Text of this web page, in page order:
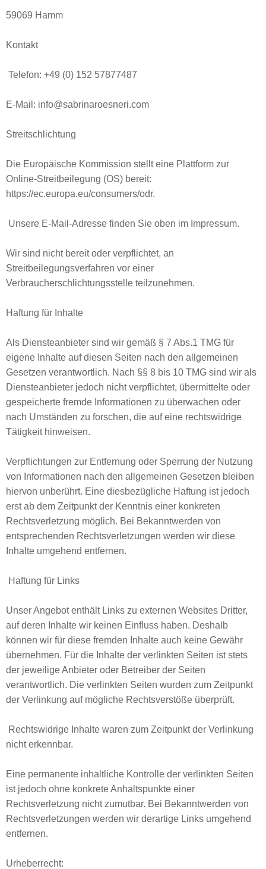
59069 Hamm
Kontakt
Telefon: +49 (0) 152 57877487
E-Mail: info@sabrinaroesneri.com
Streitschlichtung
Die Europäische Kommission stellt eine Plattform zur
Online-Streitbeilegung (OS) bereit:
https://ec.europa.eu/consumers/odr.
Unsere E-Mail-Adresse finden Sie oben im Impressum.
Wir sind nicht bereit oder verpflichtet, an
Streitbeilegungsverfahren vor einer
Verbraucherschlichtungsstelle teilzunehmen.
Haftung für Inhalte
Als Diensteanbieter sind wir gemäß § 7 Abs.1 TMG für
eigene Inhalte auf diesen Seiten nach den allgemeinen
Gesetzen verantwortlich. Nach §§ 8 bis 10 TMG sind wir als
Diensteanbieter jedoch nicht verpflichtet, übermittelte oder
gespeicherte fremde Informationen zu überwachen oder
nach Umständen zu forschen, die auf eine rechtswidrige
Tätigkeit hinweisen.
Verpflichtungen zur Entfernung oder Sperrung der Nutzung
von Informationen nach den allgemeinen Gesetzen bleiben
hiervon unberührt. Eine diesbezügliche Haftung ist jedoch
erst ab dem Zeitpunkt der Kenntnis einer konkreten
Rechtsverletzung möglich. Bei Bekanntwerden von
entsprechenden Rechtsverletzungen werden wir diese
Inhalte umgehend entfernen.
Haftung für Links
Unser Angebot enthält Links zu externen Websites Dritter,
auf deren Inhalte wir keinen Einfluss haben. Deshalb
können wir für diese fremden Inhalte auch keine Gewähr
übernehmen. Für die Inhalte der verlinkten Seiten ist stets
der jeweilige Anbieter oder Betreiber der Seiten
verantwortlich. Die verlinkten Seiten wurden zum Zeitpunkt
der Verlinkung auf mögliche Rechtsverstöße überprüft.
Rechtswidrige Inhalte waren zum Zeitpunkt der Verlinkung
nicht erkennbar.
Eine permanente inhaltliche Kontrolle der verlinkten Seiten
ist jedoch ohne konkrete Anhaltspunkte einer
Rechtsverletzung nicht zumutbar. Bei Bekanntwerden von
Rechtsverletzungen werden wir derartige Links umgehend
entfernen.
Urheberrecht: